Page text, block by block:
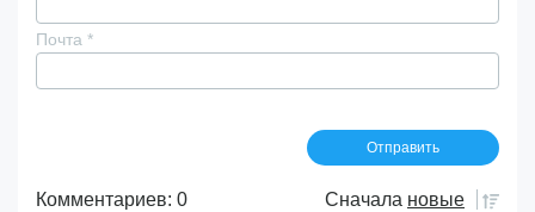
Почта *
Комментариев: 0 Сначала новые